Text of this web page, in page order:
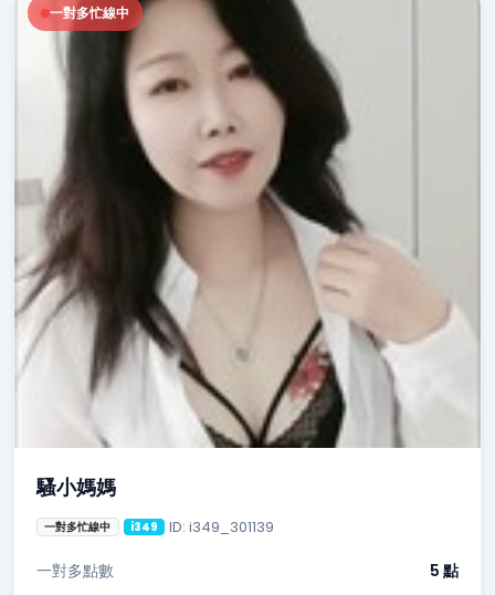
一對多忙線中
騷小媽媽
一對多忙線中 i349 ID: i349_301139
一對多點數 5 點